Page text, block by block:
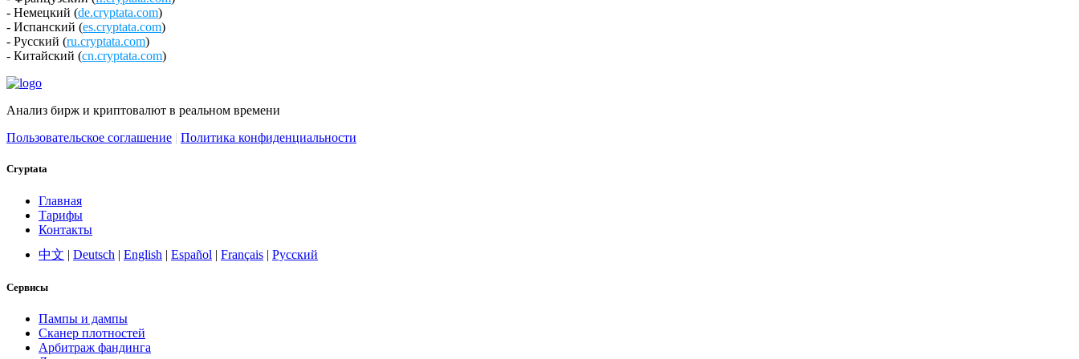
- Немецкий (de.cryptata.com)
- Испанский (es.cryptata.com)
- Русский (ru.cryptata.com)
- Китайский (cn.cryptata.com)
Анализ бирж и криптовалют в реальном времени
Пользовательское соглашение | Политика конфиденциальности
Cryptata
Главная
Тарифы
Контакты
中文 | Deutsch | English | Español | Français | Русский
Сервисы
Пампы и дампы
Сканер плотностей
Арбитраж фандинга